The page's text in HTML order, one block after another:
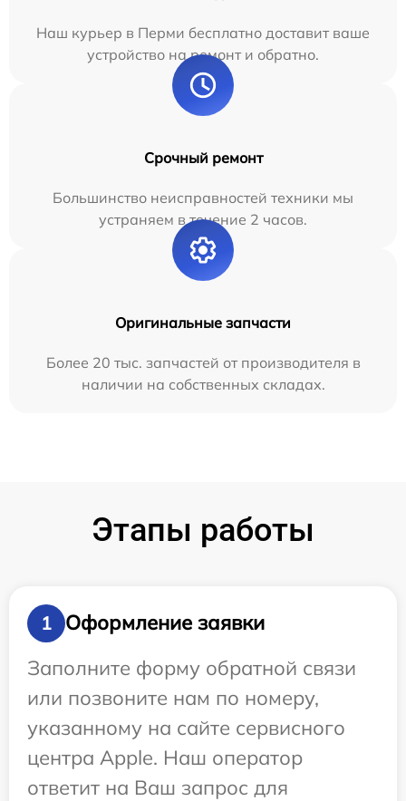
Наш курьер в Перми бесплатно доставит ваше
устройство на ремонт и обратно.
Срочный ремонт
Большинство неисправностей техники мы
устраняем в течение 2 часов.
Оригинальные запчасти
Более 20 тыс. запчастей от производителя в
наличии на собственных складах.
Этапы работы
1
Оформление заявки
Заполните форму обратной связи
или позвоните нам по номеру,
указанному на сайте сервисного
центра Apple. Наш оператор
ответит на Ваш запрос для